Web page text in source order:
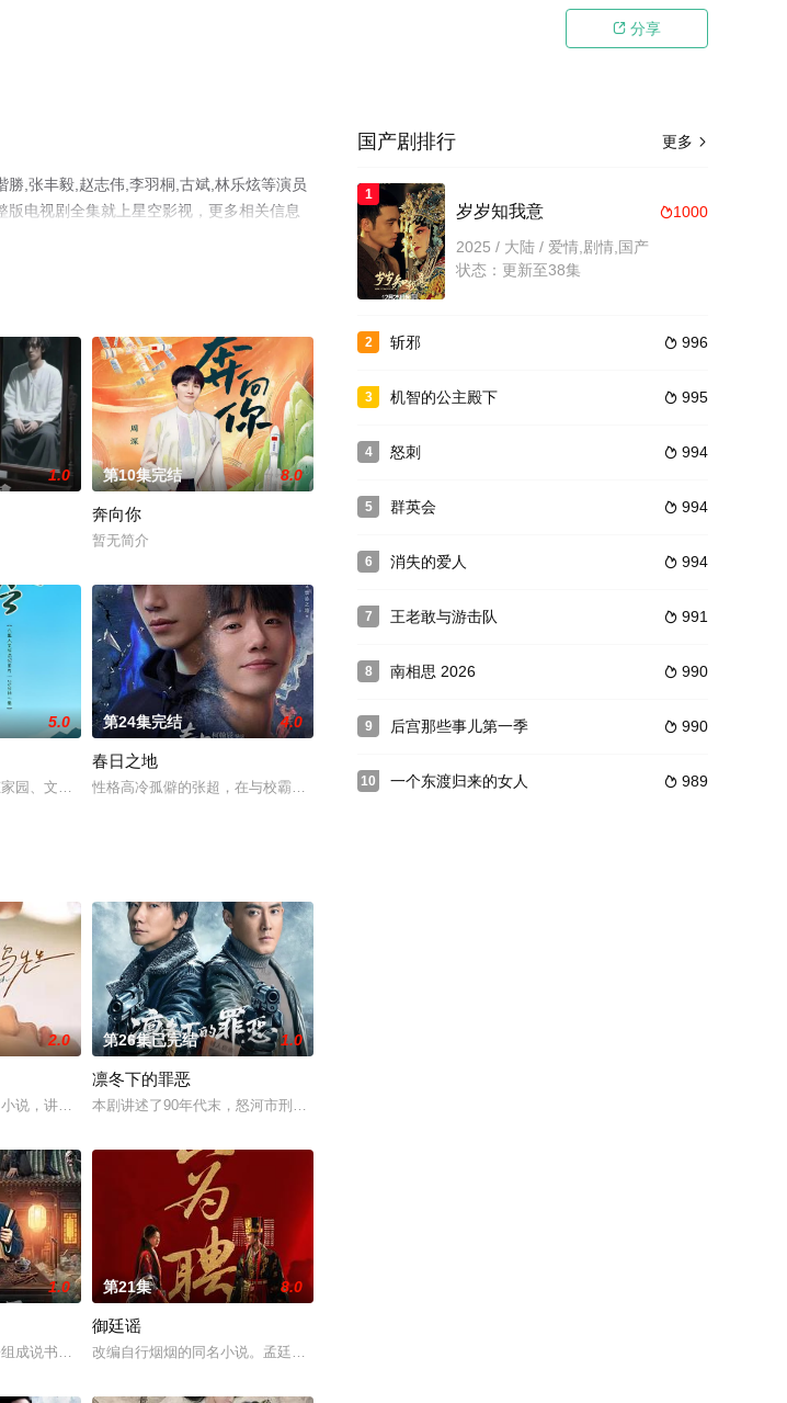
 分享
,张丰毅,赵志伟,李羽桐,古斌,林乐炫等演员
电视剧全集就上星空影视，更多相关信息
异境滋生侵蚀神魂、扰乱秩序的暗紫色暗力；天地遴选十二山海神兽为十
1.0 第10集完结 8.0
奔向你
暂无简介
现本土设计理念突破的故事。
冒军官骗婚敛财的"秘密枕边人"，到精心策划杀
5.0
园、文化家园和精神家园，本片用“探访+记录”的方式结合现场体验和嘉宾解读，以“秦岭之源”“秦岭之水
第24集完结 4.0
春日之地
性格高冷孤僻的张超，在与校霸林家明对抗、追寻室友李伟豪的死亡真相时，意外发现了一个12年前与自己有
少女奚圆（姜贞羽 饰）因意外踏入玄机界，继而卷入虎云国内乱的漩涡
2.0
说，讲述了邻家女孩庞倩（苏晓彤 饰）与童年时因一场意外落下身体残缺的少年顾铭夕（何洛洛 饰）的成长
第26集已完结 1.0
凛冬下的罪恶
本剧讲述了90年代末，怒河市刑侦支队在无普及监控、无DNA鉴定技术的支持下，通过摸排、勘查等传统刑侦
不死不休的对立绝境。而他们不知，
：“江逾白，我喜欢你，哲学和生物学意义上的喜欢。”那个夜晚，他脸
1.0
成说书班子，偶遇“白天人住屋，晚上鬼占房”的阴阳宅，江淮被掳走配“阴婚”。他与女探长穆英搭档，侦破
第21集 8.0
御廷谣
改编自行烟烟的同名小说。孟廷辉，大平王朝有史以来个以女子进士科三元及第入翰林院的奇女子。十年前的
更多 
国产剧排行
1
1000
岁岁知我意
2025 / 大陆 / 爱情,剧情,国产
状态：更新至38集
2  996
斩邪
3  995
机智的公主殿下
4  994
怒刺
5  994
群英会
6  994
消失的爱人
7  991
王老敢与游击队
8  990
南相思 2026
9  990
后宫那些事儿第一季
10  989
一个东渡归来的女人